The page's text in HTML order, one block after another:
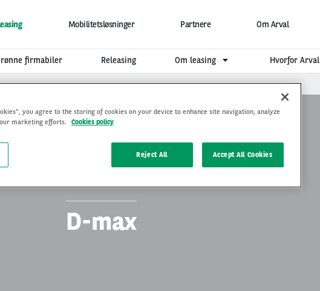
Mobilitetsløsninger Partnere Om Arval
firmabiler Releasing Om leasing Hvorfor Arval
D-max
you agree to the storing of cookies on your device to enhance site navigation, analyze
marketing efforts.
Cookies policy
Reject All Accept All Cookies